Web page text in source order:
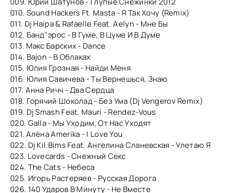
010. Sound Hackers Ft. Masta - Я Так Хочу (Remix)
011. Dj Haipa & Rafaelle Feat. Aelyn - Мне Бы
012. Банд"эрос - В Гуме, В Цуме И В Думе
013. Макс Барских - Dance
014. Bajon - В Облаках
015. Юлия Грозная - Найди Меня
016. Юлия Савичева - Ты Вернешься, Знаю
017. Анна Ричч - Два Сердца
018. Горячий Шоколад - Без Ума (Dj Vengerov Remix)
019. Dj Smash Feat. Mauri - Rendez-Vous
020. Galla - Мы Уходим, От Нас Уходят
021. Алёна Amerika - I Love You
022. Dj Kil.Bims Feat. Ангелина Сланевская - Улетаю Я
023. Lovecards - Снежный Секс
024. The Cats - Небеса
025. Игорь Растеряев - Русская Дорога
026. 140 Ударов В Минуту - Не Вместе